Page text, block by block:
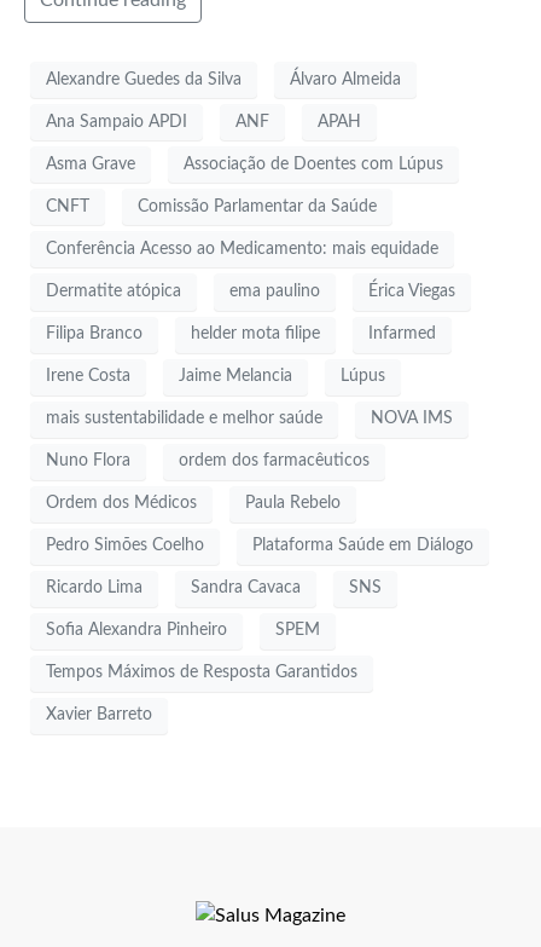
Alexandre Guedes da Silva Álvaro Almeida
Ana Sampaio APDI ANF APAH
Asma Grave Associação de Doentes com Lúpus
CNFT Comissão Parlamentar da Saúde
Conferência Acesso ao Medicamento: mais equidade
Dermatite atópica ema paulino Érica Viegas
Filipa Branco helder mota filipe Infarmed
Irene Costa Jaime Melancia Lúpus
mais sustentabilidade e melhor saúde NOVA IMS
Nuno Flora ordem dos farmacêuticos
Ordem dos Médicos Paula Rebelo
Pedro Simões Coelho Plataforma Saúde em Diálogo
Ricardo Lima Sandra Cavaca SNS
Sofia Alexandra Pinheiro SPEM
Tempos Máximos de Resposta Garantidos
Xavier Barreto